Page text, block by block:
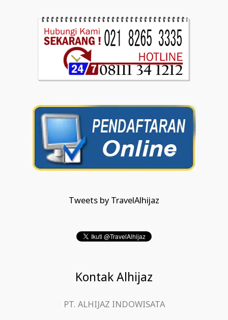
Tweets by TravelAlhijaz
Kontak Alhijaz
PT. ALHIJAZ INDOWISATA